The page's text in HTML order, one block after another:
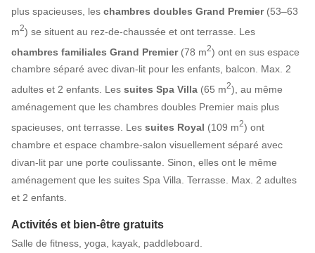
plus spacieuses, les chambres doubles Grand Premier(53–63
m2) se situent au rez-de-chaussée et ont terrasse. Les
chambres familiales Grand Premier(78 m2) ont en sus espace
chambre séparé avec divan-lit pour les enfants, balcon. Max. 2
adultes et 2 enfants. Les suites Spa Villa (65 m2), au même
aménagement que les chambres doubles Premier mais plus
spacieuses, ont terrasse. Les suites Royal (109 m2) ont
chambre et espace chambre-salon visuellement séparé avec
divan-lit par une porte coulissante. Sinon, elles ont le même
aménagement que les suites Spa Villa. Terrasse. Max. 2 adultes
et 2 enfants.
Activités et bien-être gratuits
Salle de fitness, yoga, kayak, paddleboard.